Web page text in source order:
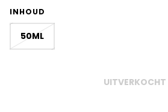
INHOUD
50ML
UITVERKOCHT